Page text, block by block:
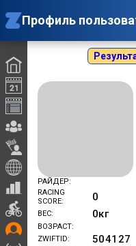
Профиль
РАЙДЕР
RACING
SCORE
0
ВЕС 0кг
ВОЗРАСТ
ZWIFTID
504127